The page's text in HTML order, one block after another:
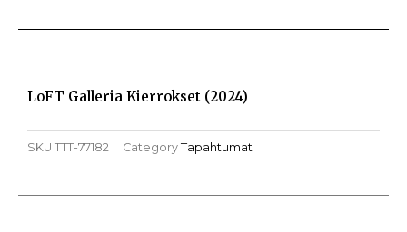
LoFT Galleria Kierrokset (2024)
SKU TTT-77182 Category Tapahtumat